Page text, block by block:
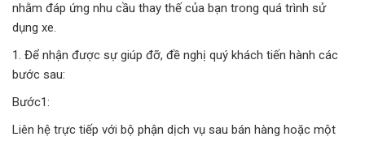
nhằm đáp ứng nhu cầu thay thế của bạn trong quá trình sử
dụng xe.
1. Để nhận được sự giúp đỡ, đề nghị quý khách tiến hành các
bước sau:
Bước1:
Liên hệ trực tiếp với bộ phận dịch vụ sau bán hàng hoặc một